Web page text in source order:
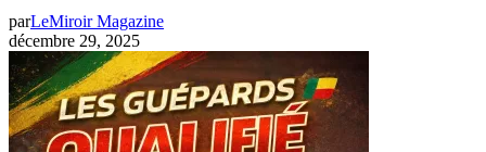
parLeMiroir Magazine
décembre 29, 2025